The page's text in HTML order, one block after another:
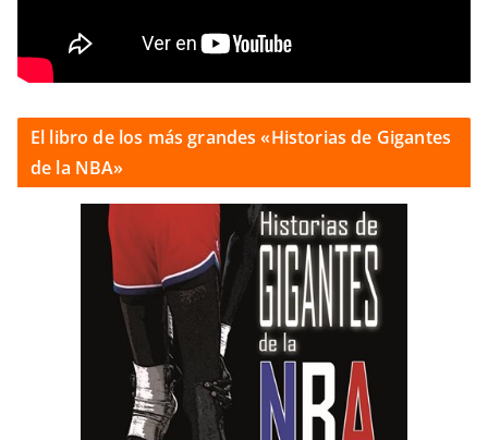
El libro de los más grandes «Historias de Gigantes
de la NBA»